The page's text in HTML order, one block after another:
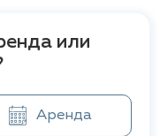
или
Аренда